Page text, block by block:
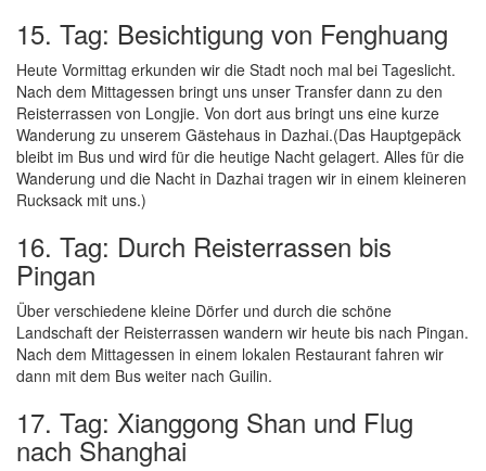
15. Tag: Besichtigung von Fenghuang
Heute Vormittag erkunden wir die Stadt noch mal bei Tageslicht.
Nach dem Mittagessen bringt uns unser Transfer dann zu den
Reisterrassen von Longjie. Von dort aus bringt uns eine kurze
Wanderung zu unserem Gästehaus in Dazhai.(Das Hauptgepäck
bleibt im Bus und wird für die heutige Nacht gelagert. Alles für die
Wanderung und die Nacht in Dazhai tragen wir in einem kleineren
Rucksack mit uns.)
16. Tag: Durch Reisterrassen bis
Pingan
Über verschiedene kleine Dörfer und durch die schöne
Landschaft der Reisterrassen wandern wir heute bis nach Pingan.
Nach dem Mittagessen in einem lokalen Restaurant fahren wir
dann mit dem Bus weiter nach Guilin.
17. Tag: Xianggong Shan und Flug
nach Shanghai